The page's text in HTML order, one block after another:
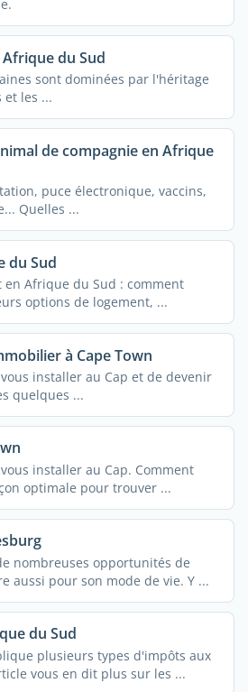
du Sud
sont dominées par l'héritage
et les ...
de compagnie en Afrique
puce électronique, vaccins,
Quelles ...
du Sud
Afrique du Sud : comment
options de logement, ...
à Cape Town
installer au Cap et de devenir
quelques ...
installer au Cap. Comment
optimale pour trouver ...
nombreuses opportunités de
aussi pour son mode de vie. Y ...
du Sud
plusieurs types d'impôts aux
vous en dit plus sur les ...